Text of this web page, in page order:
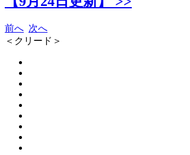
前へ 次へ
＜クリード＞